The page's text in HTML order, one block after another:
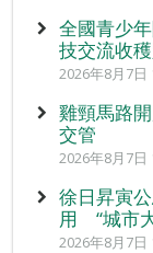
全國青少
技交流收
2026年8月7日
雞頸馬路
交管
2026年8月7日
徐日昇寅
用 “城市
2026年8月7日